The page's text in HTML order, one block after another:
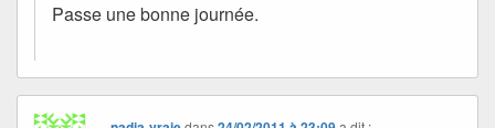
Passe une bonne journée.